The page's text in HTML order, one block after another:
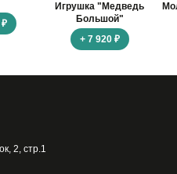
Игрушка "Медведь
Большой"
+ 7 920 ₽
2, стр.1